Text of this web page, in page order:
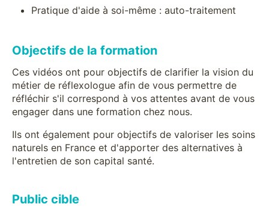
Pratique d'aide à soi-même : auto-traitement
Objectifs de la formation
Ces vidéos ont pour objectifs de clarifier la vision du
métier de réflexologue afin de vous permettre de
réfléchir s'il correspond à vos attentes avant de vous
engager dans une formation chez nous.
Ils ont également pour objectifs de valoriser les soins
naturels en France et d'apporter des alternatives à
l'entretien de son capital santé.
Public cible